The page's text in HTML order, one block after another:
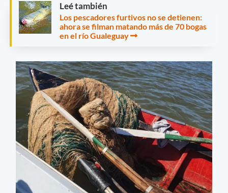
Leé también
Los pescadores furtivos no se detienen:
ahora se filman matando más de 70 bogas
en el río Gualeguay